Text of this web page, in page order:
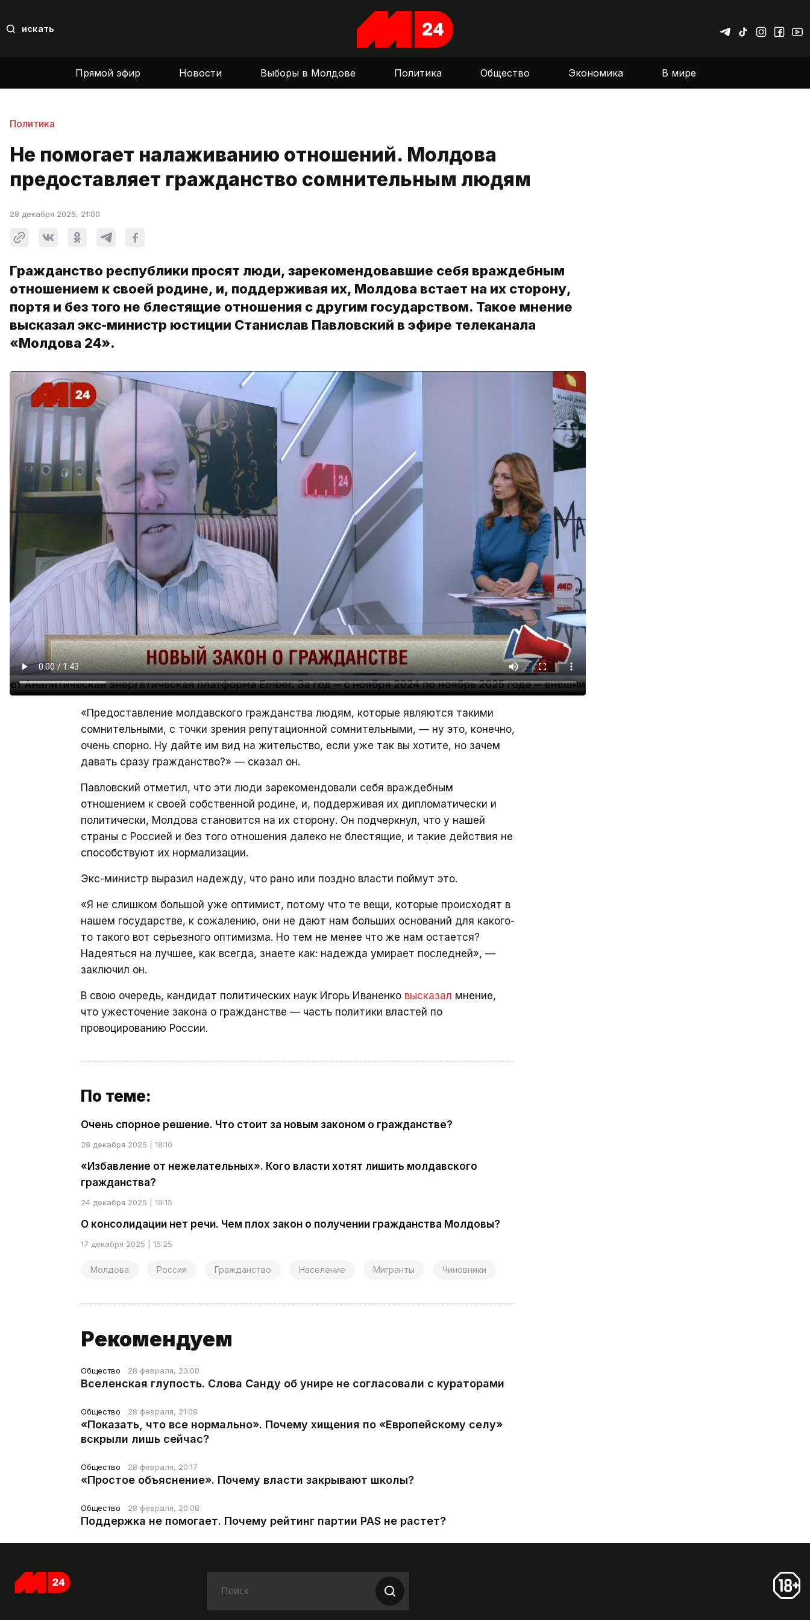
искать
Прямой эфир Новости Выборы в Молдове Политика Общество Экономика В мире
Политика
Не помогает налаживанию отношений. Молдова
предоставляет гражданство сомнительным людям
28 декабря 2025, 21:00
Гражданство республики просят люди, зарекомендовавшие себя враждебным
отношением к своей родине, и, поддерживая их, Молдова встает на их сторону,
портя и без того не блестящие отношения с другим государством. Такое мнение
высказал экс-министр юстиции Станислав Павловский в эфире телеканала
«Молдова 24».
«Предоставление молдавского гражданства людям, которые являются такими
сомнительными, с точки зрения репутационной сомнительными, — ну это, конечно,
очень спорно. Ну дайте им вид на жительство, если уже так вы хотите, но зачем
давать сразу гражданство?» — сказал он.
Павловский отметил, что эти люди зарекомендовали себя враждебным
отношением к своей собственной родине, и, поддерживая их дипломатически и
политически, Молдова становится на их сторону. Он подчеркнул, что у нашей
страны с Россией и без того отношения далеко не блестящие, и такие действия не
способствуют их нормализации.
Экс-министр выразил надежду, что рано или поздно власти поймут это.
«Я не слишком большой уже оптимист, потому что те вещи, которые происходят в
нашем государстве, к сожалению, они не дают нам больших оснований для какого-
то такого вот серьезного оптимизма. Но тем не менее что же нам остается?
Надеяться на лучшее, как всегда, знаете как: надежда умирает последней», —
заключил он.
В свою очередь, кандидат политических наук Игорь Иваненко высказал мнение,
что ужесточение закона о гражданстве — часть политики властей по
провоцированию России.
По теме:
Очень спорное решение. Что стоит за новым законом о гражданстве?
28 декабря 2025 | 18:10
«Избавление от нежелательных». Кого власти хотят лишить молдавского
гражданства?
24 декабря 2025 | 19:15
О консолидации нет речи. Чем плох закон о получении гражданства Молдовы?
17 декабря 2025 | 15:25
Молдова Россия Гражданство Население Мигранты Чиновники
Рекомендуем
Общество 28 февраля, 23:00
Вселенская глупость. Слова Санду об унире не согласовали с кураторами
Общество 28 февраля, 21:09
«Показать, что все нормально». Почему хищения по «Европейскому селу»
вскрыли лишь сейчас?
Общество 28 февраля, 20:17
«Простое объяснение». Почему власти закрывают школы?
Общество 28 февраля, 20:08
Поддержка не помогает. Почему рейтинг партии PAS не растет?